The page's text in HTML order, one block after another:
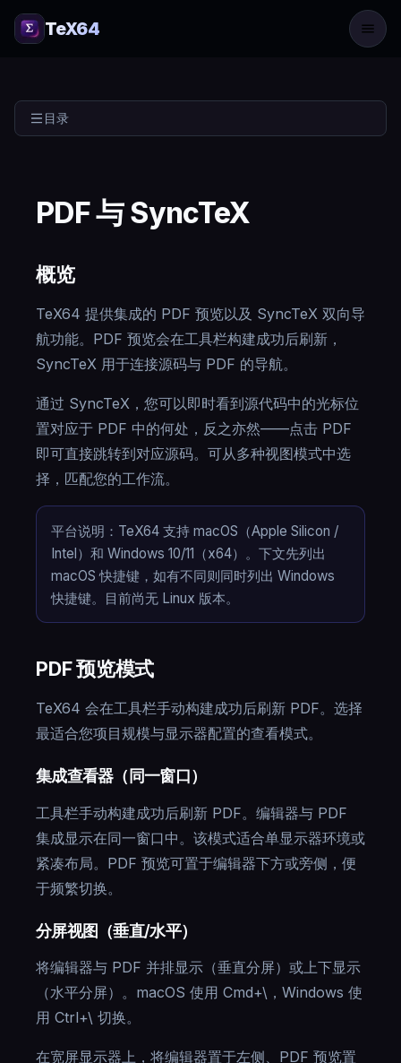
TeX64
目录
PDF 与 SyncTeX
概览
TeX64 提供集成的 PDF 预览以及 SyncTeX 双向导
航功能。PDF 预览会在工具栏构建成功后刷新，
SyncTeX 用于连接源码与 PDF 的导航。
通过 SyncTeX，您可以即时看到源代码中的光标位
置对应于 PDF 中的何处，反之亦然——点击 PDF
即可直接跳转到对应源码。可从多种视图模式中选
择，匹配您的工作流。
平台说明：TeX64 支持 macOS（Apple Silicon /
Intel）和 Windows 10/11（x64）。下文先列出
macOS 快捷键，如有不同则同时列出 Windows
快捷键。目前尚无 Linux 版本。
PDF 预览模式
TeX64 会在工具栏手动构建成功后刷新 PDF。选择
最适合您项目规模与显示器配置的查看模式。
集成查看器（同一窗口）
工具栏手动构建成功后刷新 PDF。编辑器与 PDF
集成显示在同一窗口中。该模式适合单显示器环境或
紧凑布局。PDF 预览可置于编辑器下方或旁侧，便
于频繁切换。
分屏视图（垂直/水平）
将编辑器与 PDF 并排显示（垂直分屏）或上下显示
（水平分屏）。macOS 使用 Cmd+\，Windows 使
用 Ctrl+\ 切换。
在宽屏显示器上，将编辑器置于左侧、PDF 预览置